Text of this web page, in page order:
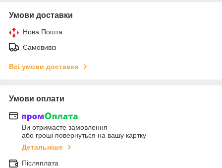
Умови доставки
Нова Пошта
Самовивіз
Всі умови доставки
Умови оплати
Ви отримаєте замовлення
або гроші повернуться на вашу картку
Детальніше
Післяплата